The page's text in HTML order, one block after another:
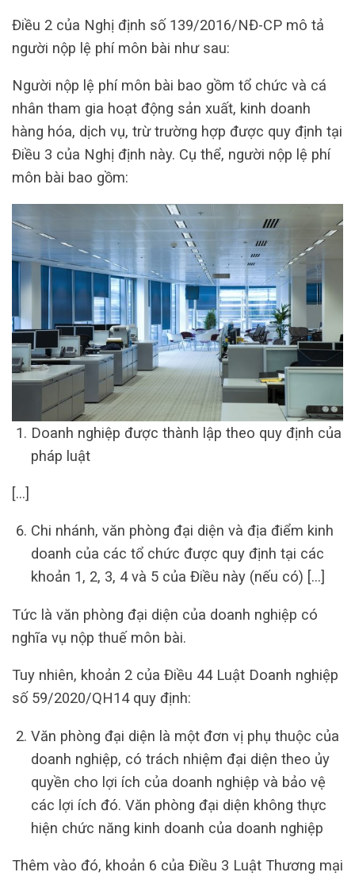
Điều 2 của Nghị định số 139/2016/NĐ-CP mô tả
người nộp lệ phí môn bài như sau:
Người nộp lệ phí môn bài bao gồm tổ chức và cá
nhân tham gia hoạt động sản xuất, kinh doanh
hàng hóa, dịch vụ, trừ trường hợp được quy định tại
Điều 3 của Nghị định này. Cụ thể, người nộp lệ phí
môn bài bao gồm:
Doanh nghiệp được thành lập theo quy định của
pháp luật
[…]
Chi nhánh, văn phòng đại diện và địa điểm kinh
doanh của các tổ chức được quy định tại các
khoản 1, 2, 3, 4 và 5 của Điều này (nếu có) […]
Tức là văn phòng đại diện của doanh nghiệp có
nghĩa vụ nộp thuế môn bài.
Tuy nhiên, khoản 2 của Điều 44 Luật Doanh nghiệp
số 59/2020/QH14 quy định:
Văn phòng đại diện là một đơn vị phụ thuộc của
doanh nghiệp, có trách nhiệm đại diện theo ủy
quyền cho lợi ích của doanh nghiệp và bảo vệ
các lợi ích đó. Văn phòng đại diện không thực
hiện chức năng kinh doanh của doanh nghiệp
Thêm vào đó, khoản 6 của Điều 3 Luật Thương mại